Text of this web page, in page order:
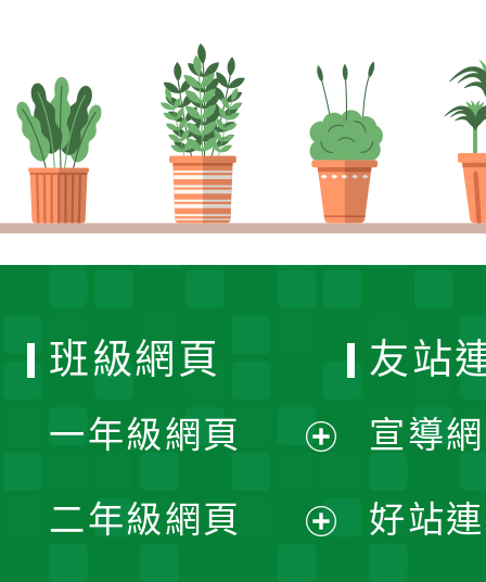
班級網頁
一年級網頁
開
二年級網頁
友站
宣導
好站